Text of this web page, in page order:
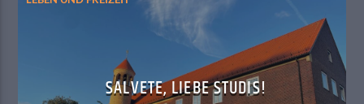
SALVETE, LIEBE STUDIS!